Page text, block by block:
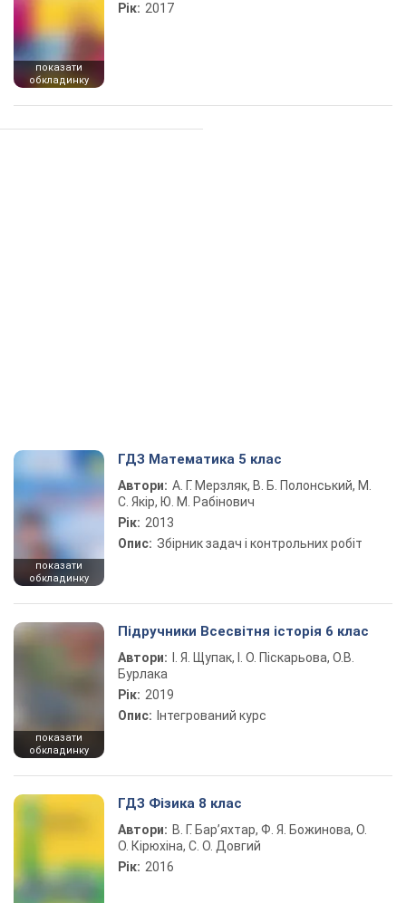
показати
обкладинку
Рік: 2017
показати
обкладинку
ГДЗ Математика 5 клас
Автори: А. Г. Мерзляк, В. Б. Полонський, М.
С. Якір, Ю. М. Рабінович
Рік: 2013
Опис: Збірник задач і контрольних робіт
показати
обкладинку
Підручники Всесвітня історія 6 клас
Автори:
І. Я. Щупак, І. О. Піскарьова, О.В.
Бурлака
Рік: 2019
Опис: Інтегрований курс
ГДЗ Фізика 8 клас
Автори: В. Г. Бар’яхтар, Ф. Я. Божинова, О.
О. Кірюхіна, С. О. Довгий
Рік: 2016